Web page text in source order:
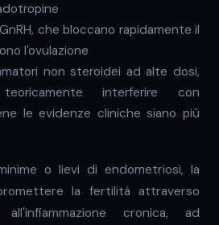
che bloccano rapidamente il
l'ovulazione
non steroidei ad alte dosi,
interferire con
le evidenze cliniche siano più
o lievi di endometriosi, la
la fertilità attraverso
cronica, ad